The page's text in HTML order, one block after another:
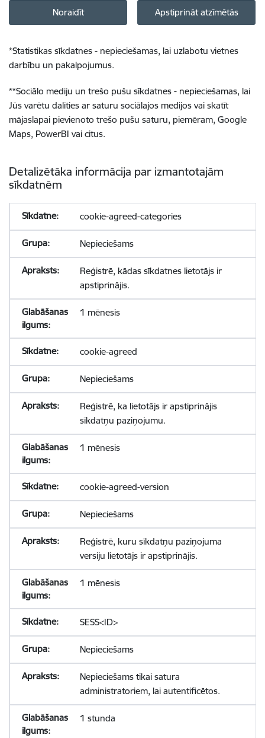
Noraidīt Apstiprināt atzīmētās
*Statistikas sīkdatnes - nepieciešamas, lai uzlabotu vietnes
darbību un pakalpojumus.
**Sociālo mediju un trešo pušu sīkdatnes - nepieciešamas, lai
Jūs varētu dalīties ar saturu sociālajos medijos vai skatīt
mājaslapai pievienoto trešo pušu saturu, piemēram, Google
Maps, PowerBI vai citus.
Detalizētāka informācija par izmantotajām
sīkdatnēm
cookie-agreed-categories
Nepieciešams
Reģistrē, kādas sīkdatnes lietotājs ir
apstiprinājis.
1 mēnesis
cookie-agreed
Nepieciešams
Reģistrē, ka lietotājs ir apstiprinājis
sīkdatņu paziņojumu.
1 mēnesis
cookie-agreed-version
Nepieciešams
Reģistrē, kuru sīkdatņu paziņojuma
versiju lietotājs ir apstiprinājis.
1 mēnesis
SESS<ID>
Nepieciešams
Nepieciešams tikai satura
administratoriem, lai autentificētos.
1 stunda